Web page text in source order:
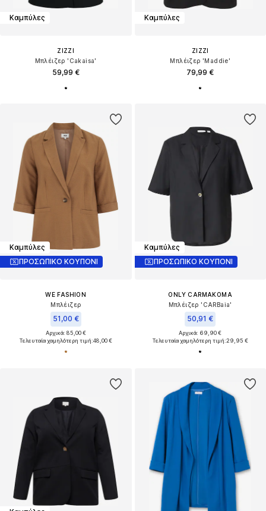
Καμπύλες
ZIZZI
Μπλέιζερ 'Cakaisa'
59,99 €
Καμπύλες
ZIZZI
Μπλέιζερ 'Maddie'
79,99 €
Καμπύλες
ΠΡΟΣΩΠΙΚΟ ΚΟΥΠΟΝΙ
WE FASHION
Μπλέιζερ
51,00 €
Αρχικά: 85,00 €
Τελευταία χαμηλότερη τιμή:48,00 €
Καμπύλες
ΠΡΟΣΩΠΙΚΟ ΚΟΥΠΟΝΙ
ONLY CARMAKOMA
Μπλέιζερ 'CARBaia'
50,91 €
Αρχικά: 69,90 €
Τελευταία χαμηλότερη τιμή:29,95 €